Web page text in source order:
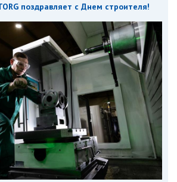
поздравляет с Днем строителя!